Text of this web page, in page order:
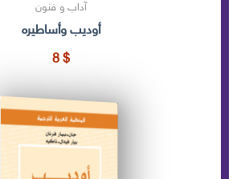
آداب و فنون
أوديب وأساطيره
8 $